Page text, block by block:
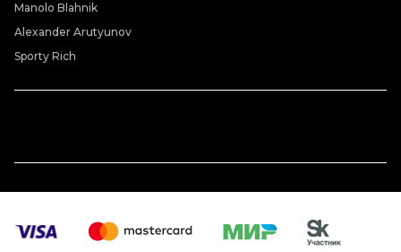
Manolo Blahnik
Alexander Arutyunov
Sporty Rich